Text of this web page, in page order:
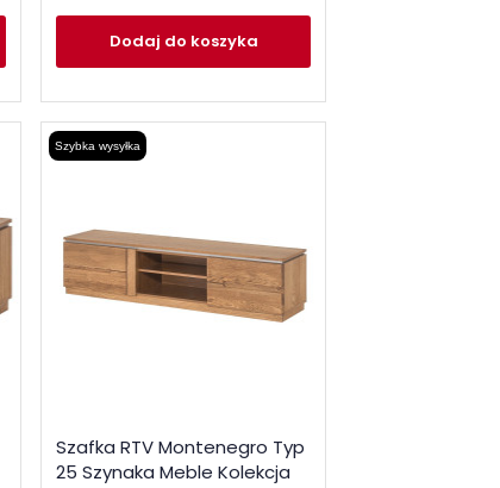
Dodaj do koszyka
Szybka wysyłka
Szafka RTV Montenegro Typ
25 Szynaka Meble Kolekcja